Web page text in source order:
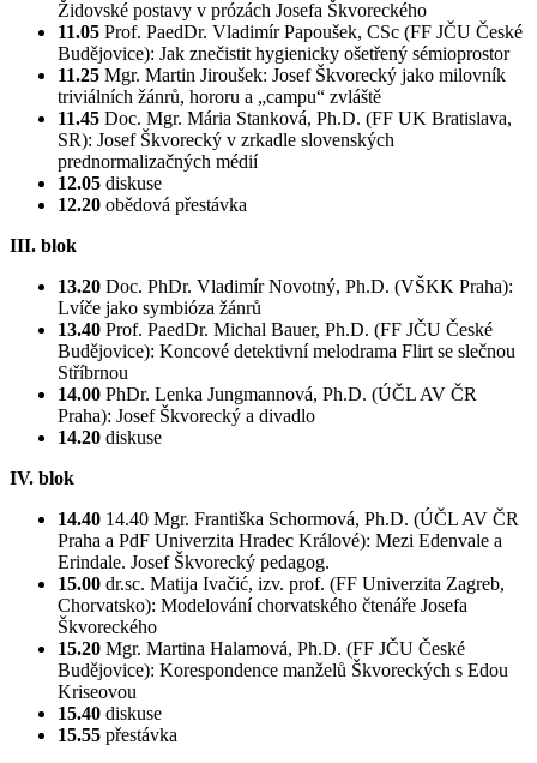
Židovské postavy v prózách Josefa Škvoreckého
11.05 Prof. PaedDr. Vladimír Papoušek, CSc (FF JČU České
Budějovice): Jak znečistit hygienicky ošetřený sémioprostor
11.25 Mgr. Martin Jiroušek: Josef Škvorecký jako milovník
triviálních žánrů, hororu a „campu“ zvláště
11.45 Doc. Mgr. Mária Stanková, Ph.D. (FF UK Bratislava,
SR): Josef Škvorecký v zrkadle slovenských
prednormalizačných médií
12.05 diskuse
12.20 obědová přestávka
III. blok
13.20 Doc. PhDr. Vladimír Novotný, Ph.D. (VŠKK Praha):
Lvíče jako symbióza žánrů
13.40 Prof. PaedDr. Michal Bauer, Ph.D. (FF JČU České
Budějovice): Koncové detektivní melodrama Flirt se slečnou
Stříbrnou
14.00 PhDr. Lenka Jungmannová, Ph.D. (ÚČL AV ČR
Praha): Josef Škvorecký a divadlo
14.20 diskuse
IV. blok
14.40 14.40 Mgr. Františka Schormová, Ph.D. (ÚČL AV ČR
Praha a PdF Univerzita Hradec Králové): Mezi Edenvale a
Erindale. Josef Škvorecký pedagog.
15.00 dr.sc. Matija Ivačić, izv. prof. (FF Univerzita Zagreb,
Chorvatsko): Modelování chorvatského čtenáře Josefa
Škvoreckého
15.20 Mgr. Martina Halamová, Ph.D. (FF JČU České
Budějovice): Korespondence manželů Škvoreckých s Edou
Kriseovou
15.40 diskuse
15.55 přestávka